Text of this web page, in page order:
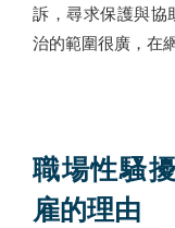
訴，尋求保護與協
治的範圍很廣，在
職場性騷
雇的理由